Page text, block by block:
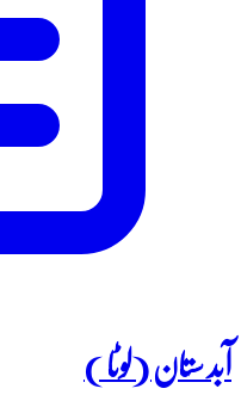
آبد ستان (لوٹا )